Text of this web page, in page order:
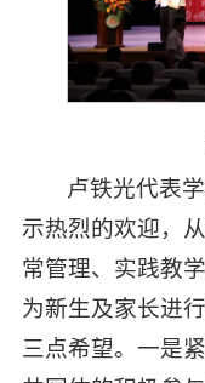
卢铁光代表
示热烈的欢迎，
常管理、实践教
为新生及家长进
三点希望。一是